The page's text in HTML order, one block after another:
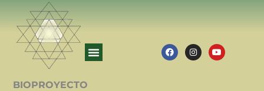
BIOPROYECTO